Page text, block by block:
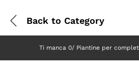
Back to Category
Ti manca 0/ Piantine per